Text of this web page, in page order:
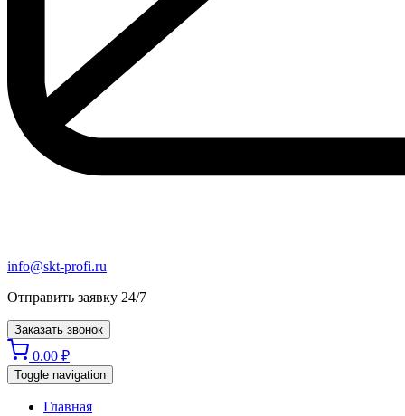
info@skt-profi.ru
Отправить заявку 24/7
Заказать звонок
0.00 ₽
Toggle navigation
Главная